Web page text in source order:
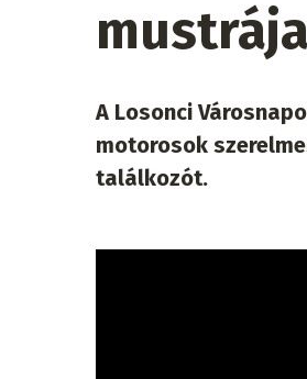
A Losonci
motorosok
találkozót.